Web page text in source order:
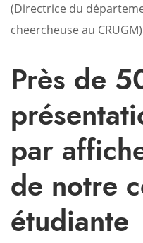
(Directrice du
cheercheuse au CRUGM)
Près de
par
de notre
étudiante